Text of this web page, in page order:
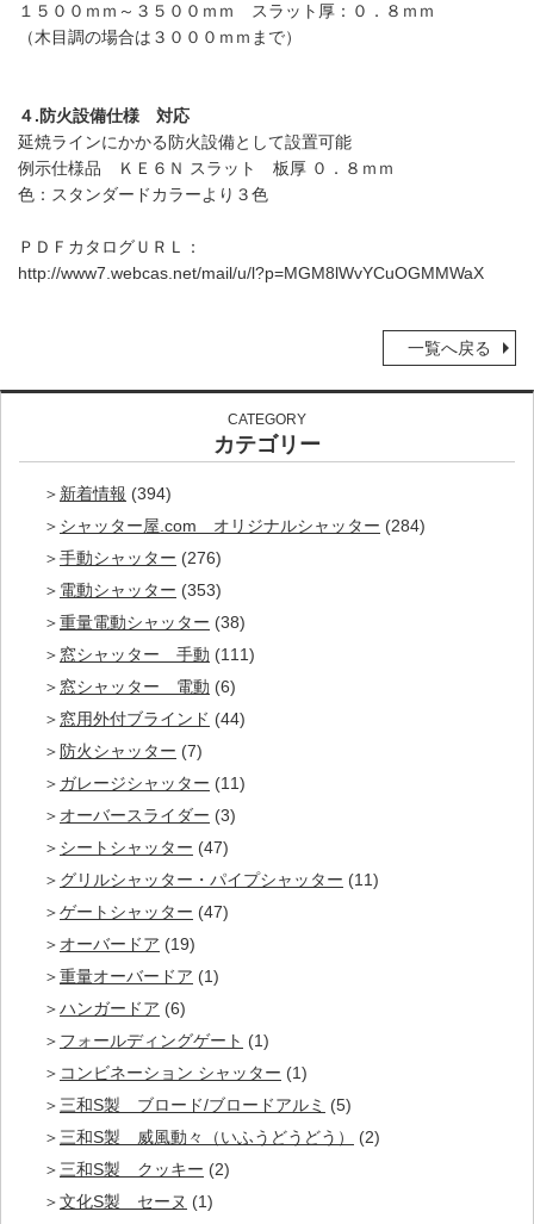
１５００ｍｍ～３５００ｍｍ スラット厚：０．８ｍｍ
（木目調の場合は３０００ｍｍまで）
４.防火設備仕様 対応
延焼ラインにかかる防火設備として設置可能
例示仕様品 ＫＥ６Ｎ スラット 板厚 ０．８ｍｍ
色：スタンダードカラーより３色
ＰＤＦカタログＵＲＬ：
http://www7.webcas.net/mail/u/l?p=MGM8lWvYCuOGMMWaX
一覧へ戻る
CATEGORY
カテゴリー
新着情報 (394)
シャッター屋.com オリジナルシャッター (284)
手動シャッター (276)
電動シャッター (353)
重量電動シャッター (38)
窓シャッター 手動 (111)
窓シャッター 電動 (6)
窓用外付ブラインド (44)
防火シャッター (7)
ガレージシャッター (11)
オーバースライダー (3)
シートシャッター (47)
グリルシャッター・パイプシャッター (11)
ゲートシャッター (47)
オーバードア (19)
重量オーバードア (1)
ハンガードア (6)
フォールディングゲート (1)
コンビネーション シャッター (1)
三和S製 ブロード/ブロードアルミ (5)
三和S製 威風動々（いふうどうどう）
(2)
三和S製 クッキー (2)
文化S製 セーヌ (1)